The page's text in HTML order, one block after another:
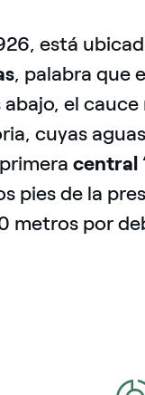
está
, palabra que
abajo, el
cuyas
central
pies de la
metros por